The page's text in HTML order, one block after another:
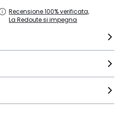
Recensione 100% verificata,
La Redoute si impegna